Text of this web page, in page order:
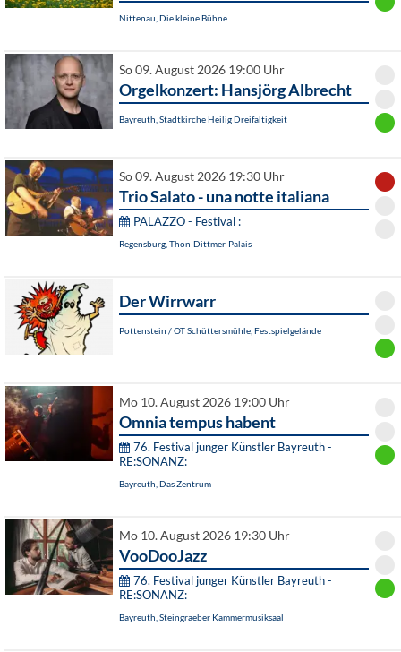
Nittenau, Die kleine Bühne
So 09. August 2026 19:00 Uhr
Orgelkonzert: Hansjörg Albrecht
Bayreuth, Stadtkirche Heilig Dreifaltigkeit
So 09. August 2026 19:30 Uhr
Trio Salato - una notte italiana
PALAZZO - Festival :
Regensburg, Thon-Dittmer-Palais
Der Wirrwarr
Pottenstein / OT Schüttersmühle, Festspielgelände
Mo 10. August 2026 19:00 Uhr
Omnia tempus habent
76. Festival junger Künstler Bayreuth -
RE:SONANZ:
Bayreuth, Das Zentrum
Mo 10. August 2026 19:30 Uhr
VooDooJazz
76. Festival junger Künstler Bayreuth -
RE:SONANZ:
Bayreuth, Steingraeber Kammermusiksaal